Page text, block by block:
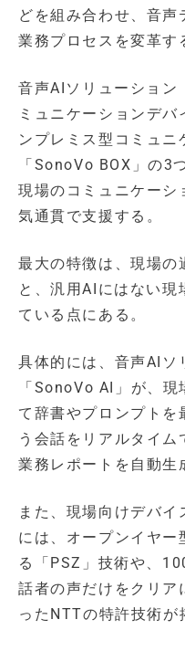
どを組み合わせ、音
業務プロセスを変革す
音声AIソリューション
ミュニケーションデ
ンプレミス型コミュ
「SonoVo BOX」の3
現場のコミュニケーシ
気通貫で支援する。
最大の特徴は、現場の
と、汎用AIにはない現
ている点にある。
具体的には、音声AIソ
「SonoVo AI」が、
て辞書やプロンプトを
う会話をリアルタイ
業務レポートを自動生
また、現場向けデバイ
には、オープンイヤー
る「PSZ」技術や、
話者の声だけをクリア
ったNTTの特許技術が